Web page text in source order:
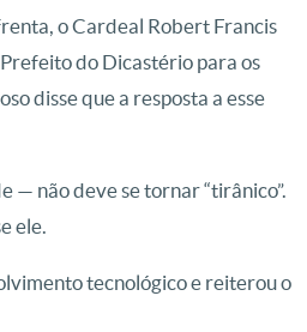
o Cardeal Robert Francis
do Dicastério para os
disse que a resposta a esse
— não deve se tornar “tirânico”.
ele.
tecnológico e reiterou o